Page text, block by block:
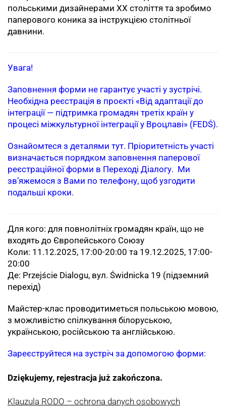
польськими дизайнерами ХХ століття та зробимо
паперового коника за інструкцією столітньої
давнини.
Увага!
Заповнення форми не гарантує участі у зустрічі.
Необхідна реєстрація в проєкті «Від адаптації до
інтеграції — підтримка громадян третіх країн у
процесі міжкультурної інтеграції у Вроцлаві» (FEDŚ).
Ознайомтеся з деталями тут. Пріоритетність участі
визначається порядком заповнення паперової
реєстраційної форми в Переході Діалогу. Ми
зв’яжемося з Вами по телефону, щоб узгодити
подальші кроки.
Для кого: для повнолітніх громадян країн, що не
входять до Європейського Союзу
Коли: 11.12.2025, 17:00-20:00 та 19.12.2025, 17:00-
20:00
Де: Przejście Dialogu, вул. Świdnicka 19 (підземний
перехід)
Майстер-клас проводитиметься польською мовою,
з можливістю спілкування білоруською,
українською, російською та англійською.
Зареєструйтеся на зустріч за допомогою форми:
Dziękujemy, rejestracja już zakończona.
Klauzula RODO – ochrona danych osobowych